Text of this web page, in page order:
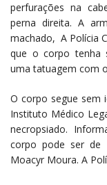
perfurações na
perna direita. A
machado, A Polícia
que o corpo tenha
uma tatuagem com
O corpo segue sem
Instituto Médico
necropsiado.
corpo pode ser de
Moacyr Moura. A